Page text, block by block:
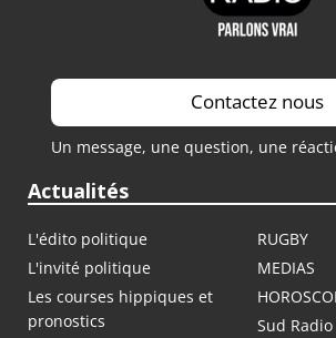
Contactez nous
Un message, une question, une
Actualités
L'édito politique
RUGBY
L'invité politique
MEDIAS
Les courses hippiques et
pronostics
Sud